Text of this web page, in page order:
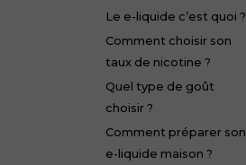
Le e-liquide c’est quoi ?
Comment choisir son
taux de nicotine ?
Quel type de goût
choisir ?
Comment préparer son
e-liquide maison ?